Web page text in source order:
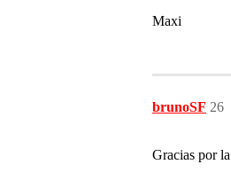
Maxi
brunoSF 26
Gracias por